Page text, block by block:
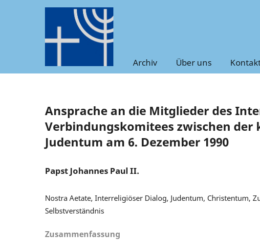
Archiv Über uns
Ansprache an die Mitglieder des
Verbindungskomitees zwischen der
Judentum am 6. Dezember 1990
Papst Johannes Paul II.
Nostra Aetate, Interreligiöser Dialog, Judentum, Christentum,
Selbstverständnis
Zusammenfassung